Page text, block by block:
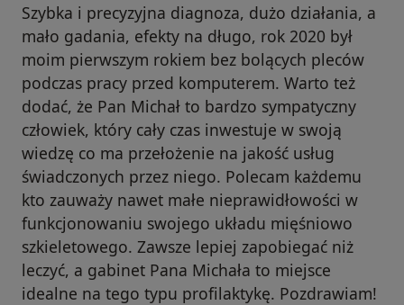
Szybka i precyzyjna diagnoza, dużo działania, a
mało gadania, efekty na długo, rok 2020 był
moim pierwszym rokiem bez bolących pleców
podczas pracy przed komputerem. Warto też
dodać, że Pan Michał to bardzo sympatyczny
człowiek, który cały czas inwestuje w swoją
wiedzę co ma przełożenie na jakość usług
świadczonych przez niego. Polecam każdemu
kto zauważy nawet małe nieprawidłowości w
funkcjonowaniu swojego układu mięśniowo
szkieletowego. Zawsze lepiej zapobiegać niż
leczyć, a gabinet Pana Michała to miejsce
idealne na tego typu profilaktykę. Pozdrawiam!